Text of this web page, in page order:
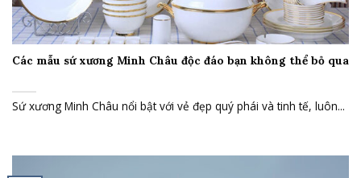
Các mẫu sứ xương Minh Châu độc đáo bạn không thể bỏ qua
Sứ xương Minh Châu nổi bật với vẻ đẹp quý phái và tinh tế, luôn...